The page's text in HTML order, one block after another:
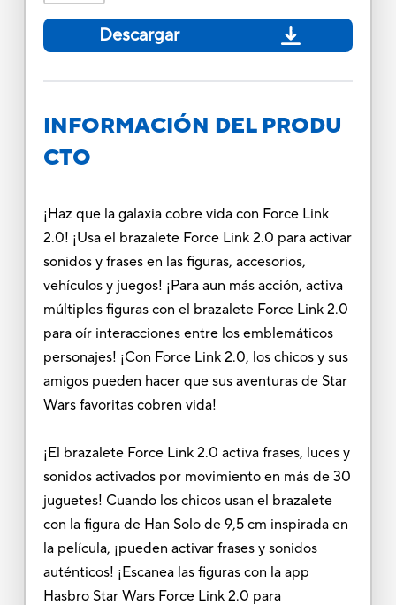
Descargar
INFORMACIÓN DEL PRODU
CTO
¡Haz que la galaxia cobre vida con Force Link
2.0! ¡Usa el brazalete Force Link 2.0 para activar
sonidos y frases en las figuras, accesorios,
vehículos y juegos! ¡Para aun más acción, activa
múltiples figuras con el brazalete Force Link 2.0
para oír interacciones entre los emblemáticos
personajes! ¡Con Force Link 2.0, los chicos y sus
amigos pueden hacer que sus aventuras de Star
Wars favoritas cobren vida!
¡El brazalete Force Link 2.0 activa frases, luces y
sonidos activados por movimiento en más de 30
juguetes! Cuando los chicos usan el brazalete
con la figura de Han Solo de 9,5 cm inspirada en
la película, ¡pueden activar frases y sonidos
auténticos! ¡Escanea las figuras con la app
Hasbro Star Wars Force Link 2.0 para